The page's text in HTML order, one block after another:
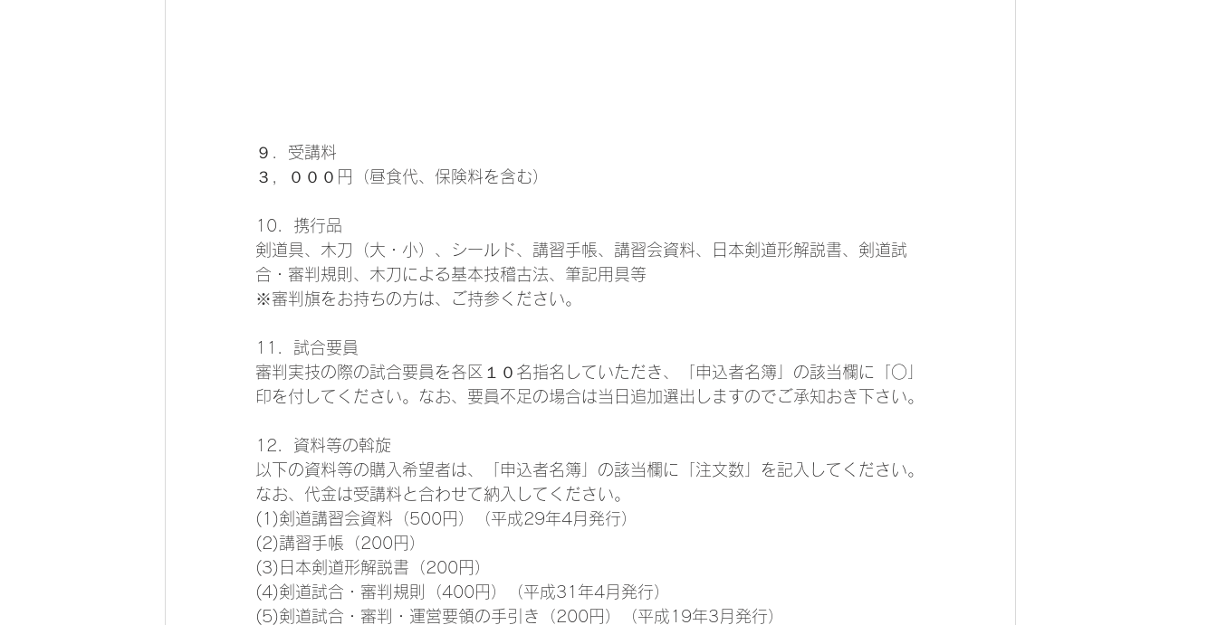
９．受講料
３，０００円（昼食代、保険料を含む）
10．携行品
剣道具、木刀（大・小）、シールド、講習手帳、講習会資料、日本剣道形解説書、剣道試
合・審判規則、木刀による基本技稽古法、筆記用具等
※審判旗をお持ちの方は、ご持参ください。
11．試合要員
審判実技の際の試合要員を各区１０名指名していただき、「申込者名簿」の該当欄に「○」
印を付してください。なお、要員不足の場合は当日追加選出しますのでご承知おき下さい。
12．資料等の斡旋
以下の資料等の購入希望者は、「申込者名簿」の該当欄に「注文数」を記入してください。
なお、代金は受講料と合わせて納入してください。
(1)剣道講習会資料（500円）（平成29年4月発行）
(2)講習手帳（200円）
(3)日本剣道形解説書（200円）
(4)剣道試合・審判規則（400円）（平成31年4月発行）
(5)剣道試合・審判・運営要領の手引き（200円）（平成19年3月発行）